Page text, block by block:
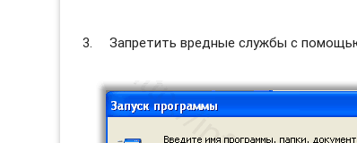
Запретить вредные службы с